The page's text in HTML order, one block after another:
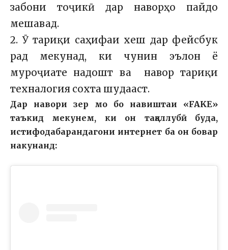
забони тоҷикӣ дар наворҳо пайдо
мешавад.
2. Ӯ тариқи саҳифаи хеш дар фейсбук
рад мекунад, ки чунин эълон ё
муроҷиате надошт ва навор тариқи
техналогия сохта шудааст.
Дар навори зер мо бо навиштаи «FAKE»
таъкид мекунем, ки он тақаллубӣ буда,
истифодабарандагони интернет ба он бовар
накунанд: